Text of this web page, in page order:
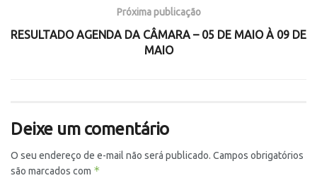
Próxima publicação
RESULTADO AGENDA DA CÂMARA – 05 DE MAIO À 09 DE
MAIO
Deixe um comentário
O seu endereço de e-mail não será publicado. Campos obrigatórios
são marcados com *